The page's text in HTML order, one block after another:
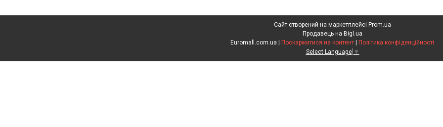
Сайт створений на маркетплейсі Prom.ua
Продавець на Bigl.ua
Поскаржитися на контент
Політика конфіденційності
Select Language ▼